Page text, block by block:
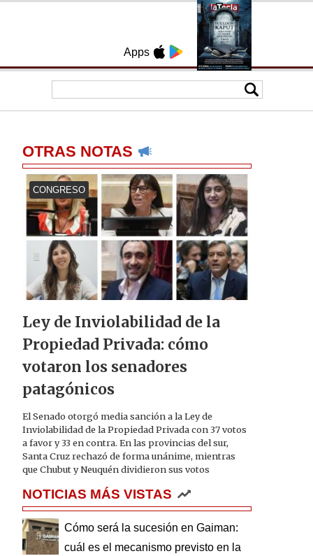
Apps
OTRAS NOTAS
CONGRESO
Ley de Inviolabilidad de la
Propiedad Privada: cómo
votaron los senadores
patagónicos
El Senado otorgó media sanción a la Ley de
Inviolabilidad de la Propiedad Privada con 37 votos
a favor y 33 en contra. En las provincias del sur,
Santa Cruz rechazó de forma unánime, mientras
que Chubut y Neuquén dividieron sus votos
NOTICIAS MÁS VISTAS
Cómo será la sucesión en Gaiman:
cuál es el mecanismo previsto en la